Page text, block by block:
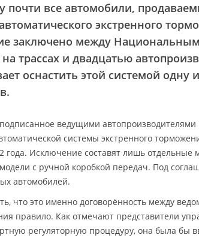
почти все автомобили,
экстренного
заключено между
трассах и двадцатью
оснастить этой системой
ведущими
системы экстренного
года. Исключение составят лишь
с ручной коробкой передач. Под
автомобилей.
что это именно договорённость между
правило. Как отмечают представители
регуляторную процедуру, она была бы